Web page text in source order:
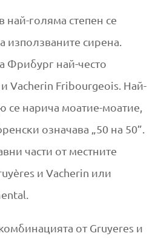
голяма степен се
използваните сирена.
Фрибург най-често
Vacherin Fribourgeois. Най-
нарича моатие-моатие,
означава „50 на 50”.
части от местните
и Vacherin или
от Gruyeres и